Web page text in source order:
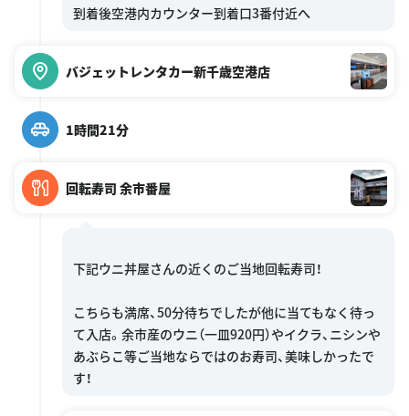
バジェットレンタカー新千歳空港店
1時間21分
回転寿司 余市番屋
下記ウニ丼屋さんの近くのご当地回転寿司！
こちらも満席、50分待ちでしたが他に当てもなく待っ
て入店。余市産のウニ（一皿920円）やイクラ、ニシンや
あぶらこ等ご当地ならではのお寿司、美味しかったで